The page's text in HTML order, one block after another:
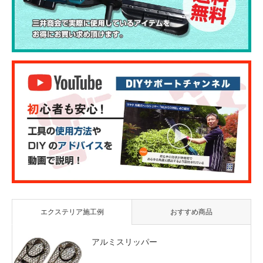
エクステリア施工例 おすすめ商品
アルミスリッパー